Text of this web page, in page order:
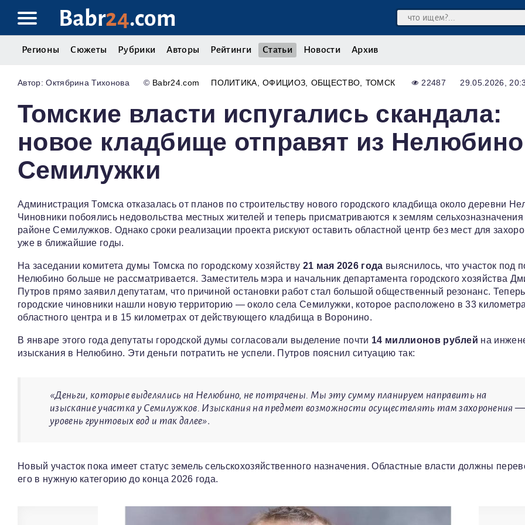
Babr24.com
Регионы Сюжеты Рубрики Авторы Рейтинги Статьи Новости Архив
Октябрина Тихонова © Babr24.com ПОЛИТИКА ОФИЦИОЗ ОБЩЕСТВО ТОМСК 22487 29.05.2026,
Томские власти испугались скандала:
новое кладбище отправят из
Семилужки
Администрация Томска отказалась от планов по строительству нового городского кладбища около деревни
Чиновники побоялись недовольства местных жителей и теперь присматриваются к землям сельхозназначения
районе Семилужков. Однако сроки реализации проекта рискуют оставить областной центр без мест для
уже в ближайшие годы.
На заседании комитета думы Томска по городскому хозяйству 21 мая 2026 года выяснилось, что участок под
Нелюбино больше не рассматривается. Заместитель мэра и начальник департамента городского хозяйства
Путров прямо заявил депутатам, что причиной остановки работ стал большой общественный резонанс. Теперь
городские чиновники нашли новую территорию — около села Семилужки, которое расположено в 33
областного центра и в 15 километрах от действующего кладбища в Воронино.
В январе этого года депутаты городской думы согласовали выделение почти 14 миллионов рублей на
изыскания в Нелюбино. Эти деньги потратить не успели. Путров пояснил ситуацию так:
«Деньги, которые выделялись на Нелюбино, не потрачены. Мы эту сумму планируем направить на
изыскание участка у Семилужков. Изыскания на предмет возможности осуществлять там захоронения
уровень грунтовых вод и так далее».
Новый участок пока имеет статус земель сельскохозяйственного назначения. Областные власти должны
его в нужную категорию до конца 2026 года.